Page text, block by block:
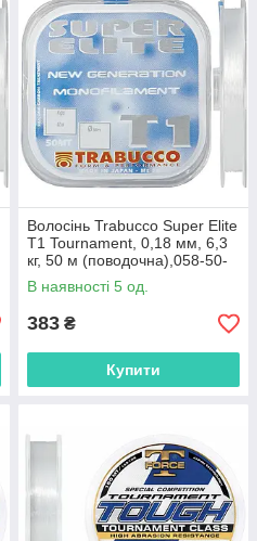
Волосінь Trabucco Super Elite
T1 Tournament, 0,18 мм, 6,3
кг, 50 м (поводочна),058-50-
180
В наявності 5 од.
383 ₴
Купити